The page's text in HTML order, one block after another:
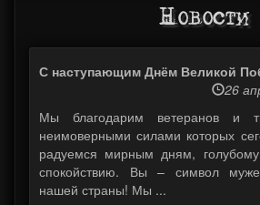
Новости
С наступающим Днём Великой
26
Мы благодарим ветеранов и
неимоверными силами которых
радуемся мирным дням,
спокойствию. Вы – символ
нашей страны! Мы ...